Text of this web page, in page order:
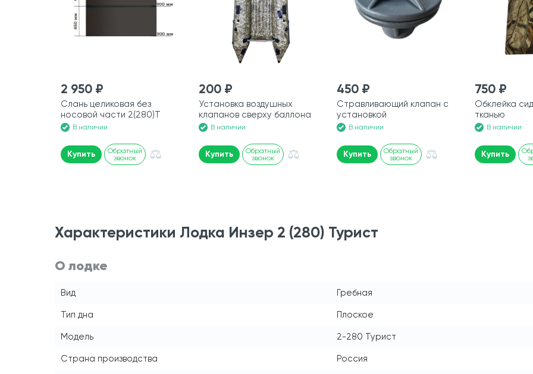
2 950 ₽
Слань целиковая без
носовой части 2(280)Т
В наличии
Купить
Обратный
звонок
200 ₽
Установка воздушных
клапанов сверху баллона
В наличии
Купить
Обратный
звонок
450 ₽
Стравливающий клапан с
установкой
В наличии
Купить
Обратный
звонок
750 ₽
Обклейка
тканью
В наличии
Купить
Характеристики Лодка Инзер 2 (280) Турист
О лодке
Вид Гребная
Тип дна Плоское
Модель 2-280 Турист
Страна производства Россия